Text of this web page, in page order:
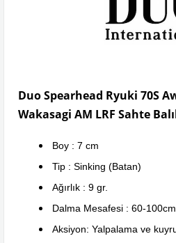
Duo Spearhead Ryuki 70S
Wakasagi AM LRF Sahte
Boy : 7 cm
Tip : Sinking (Batan)
Ağırlık : 9 gr.
Dalma Mesafesi : 60-100cm
Aksiyon: Yalpalama ve